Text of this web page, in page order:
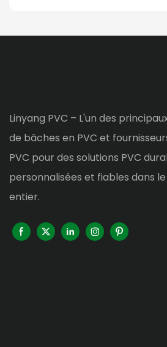
Linyang PVC – L'un des
de bâches en PVC et
PVC pour des solutions PVC
personnalisées et fiables dans
entier.